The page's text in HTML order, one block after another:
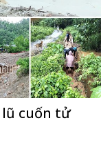
lũ cuốn tử